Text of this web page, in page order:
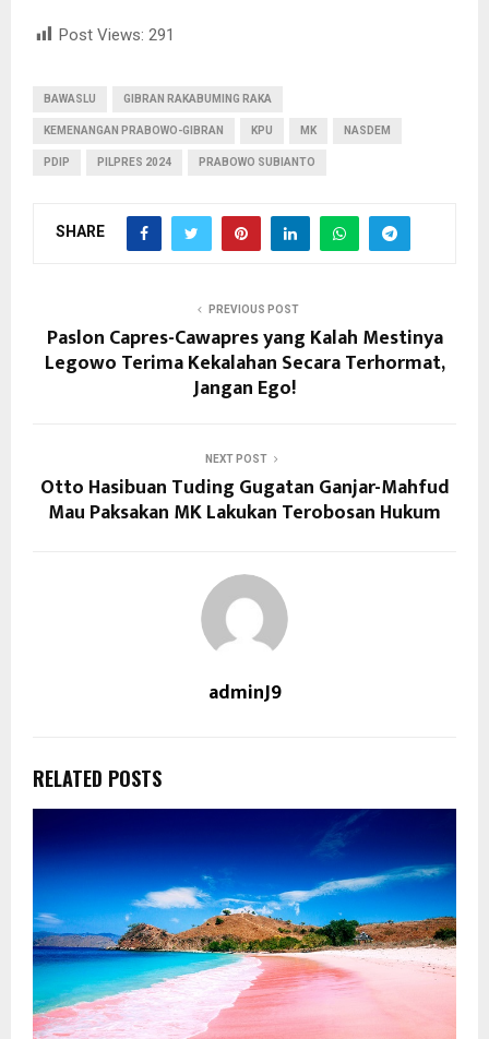
Post Views: 291
BAWASLU GIBRAN RAKABUMING RAKA
KEMENANGAN PRABOWO-GIBRAN KPU MK NASDEM
PDIP PILPRES 2024 PRABOWO SUBIANTO
SHARE
PREVIOUS POST
Paslon Capres-Cawapres yang Kalah Mestinya
Legowo Terima Kekalahan Secara Terhormat,
Jangan Ego!
NEXT POST
Otto Hasibuan Tuding Gugatan Ganjar-Mahfud
Mau Paksakan MK Lakukan Terobosan Hukum
adminJ9
RELATED POSTS